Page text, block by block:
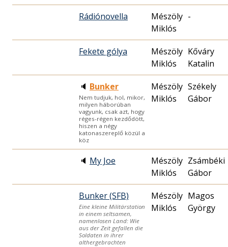
Rádiónovella
Mészöly
Miklós
-
Fekete gólya
Mészöly
Miklós
Kőváry
Katalin
🔈 Bunker
Nem tudjuk, hol, mikor,
milyen háborúban
vagyunk, csak azt, hogy
réges-régen kezdődött,
hiszen a négy
katonaszereplő közül a
köz
Mészöly
Miklós
Székely
Gábor
🔈 My Joe
Mészöly
Miklós
Zsámbéki
Gábor
Bunker (SFB)
Eine kleine Militärstation
in einem seltsamen,
namenlosen Land: Wie
aus der Zeit gefallen die
Soldaten in ihrer
althergebrachten
Mészöly
Miklós
Magos
György